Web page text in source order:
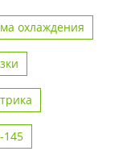
охлаждения
145